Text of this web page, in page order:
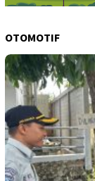
OTOMOTIF